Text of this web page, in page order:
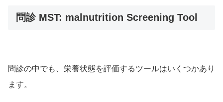
問診 MST: malnutrition Screening Tool
問診の中でも、栄養状態を評価するツールはいくつかあり
ます。